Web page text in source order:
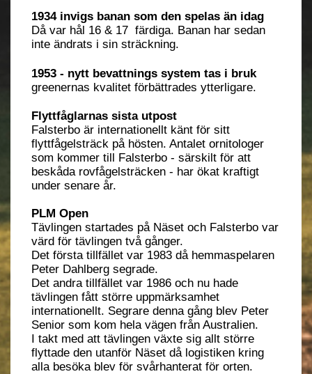
1934 invigs banan som den spelas än idag
Då var hål 16 & 17 färdiga. Banan har sedan
inte ändrats i sin sträckning.
1953 - nytt bevattnings system tas i bruk
greenernas kvalitet förbättrades ytterligare.
Flyttfåglarnas sista utpost
Falsterbo är internationellt känt för sitt
flyttfågelsträck på hösten. Antalet ornitologer
som kommer till Falsterbo - särskilt för att
beskåda rovfågelsträcken - har ökat kraftigt
under senare år.
PLM Open
Tävlingen startades på Näset och Falsterbo var
värd för tävlingen två gånger.
Det första tillfället var 1983 då hemmaspelaren
Peter Dahlberg segrade.
Det andra tillfället var 1986 och nu hade
tävlingen fått större uppmärksamhet
internationellt. Segrare denna gång blev Peter
Senior som kom hela vägen från Australien.
I takt med att tävlingen växte sig allt större
flyttade den utanför Näset då logistiken kring
alla besöka blev för svårhanterat för orten.